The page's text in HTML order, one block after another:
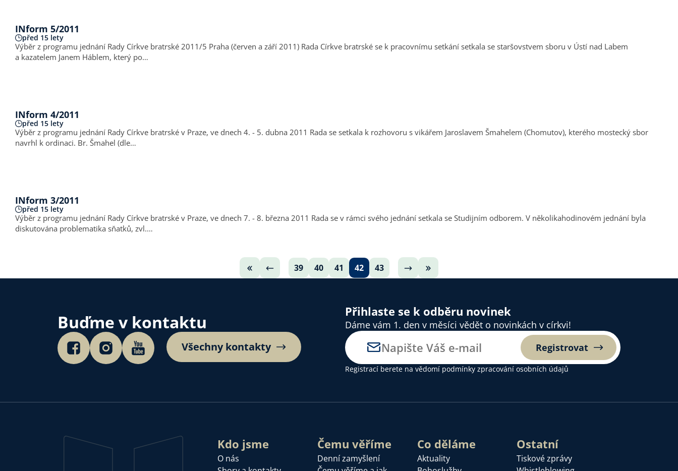
INform 5/2011
před 15 lety
Výběr z programu jednání Rady Církve bratrské 2011/5 Praha (červen a září 2011) Rada Církve bratrské se k pracovnímu setkání setkala se staršovstvem sboru v Ústí nad Labem
a kazatelem Janem Háblem, který po…
INform 4/2011
před 15 lety
Výběr z programu jednání Rady Církve bratrské v Praze, ve dnech 4. - 5. dubna 2011 Rada se setkala k rozhovoru s vikářem Jaroslavem Šmahelem (Chomutov), kterého mostecký sbor
navrhl k ordinaci. Br. Šmahel (dle…
INform 3/2011
před 15 lety
Výběr z programu jednání Rady Církve bratrské v Praze, ve dnech 7. - 8. března 2011 Rada se v rámci svého jednání setkala se Studijním odborem. V několikahodinovém jednání byla
diskutována problematika sňatků, zvl.…
39 40 41 42 43
Buďme v kontaktu
Všechny kontakty
Přihlaste se k odběru novinek
Dáme vám 1. den v měsíci vědět o novinkách v církvi!
Registrovat
Registrací berete na vědomí podmínky zpracování osobních údajů
Kdo jsme
O nás
Čemu věříme
Denní zamyšlení
Co děláme
Aktuality
Ostatní
Tiskové zprávy